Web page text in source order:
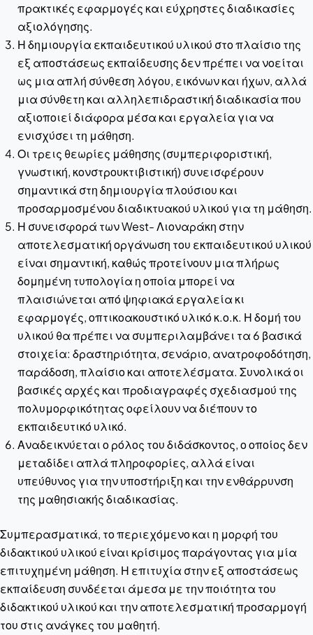
πρακτικές εφαρμογές και εύχρηστες διαδικασίες
αξιολόγησης.
Η δημιουργία εκπαιδευτικού υλικού στο πλαίσιο της
εξ αποστάσεως εκπαίδευσης δεν πρέπει να νοείται
ως μια απλή σύνθεση λόγου, εικόνων και ήχων, αλλά
μια σύνθετη και αλληλεπιδραστική διαδικασία που
αξιοποιεί διάφορα μέσα και εργαλεία για να
ενισχύσει τη μάθηση.
Οι τρεις θεωρίες μάθησης (συμπεριφοριστική,
γνωστική, κονστρουκτιβιστική) συνεισφέρουν
σημαντικά στη δημιουργία πλούσιου και
προσαρμοσμένου διαδικτυακού υλικού για τη μάθηση.
Η συνεισφορά των West- Λιοναράκη στην
αποτελεσματική οργάνωση του εκπαιδευτικού υλικού
είναι σημαντική, καθώς προτείνουν μια πλήρως
δομημένη τυπολογία η οποία μπορεί να
πλαισιώνεται από ψηφιακά εργαλεία κι
εφαρμογές, οπτικοακουστικό υλικό κ.ο.κ. Η δομή του
υλικού θα πρέπει να συμπεριλαμβάνει τα 6 βασικά
στοιχεία: δραστηριότητα, σενάριο, ανατροφοδότηση,
παράδοση, πλαίσιο και αποτελέσματα. Συνολικά οι
βασικές αρχές και προδιαγραφές σχεδιασμού της
πολυμορφικότητας οφείλουν να διέπουν το
εκπαιδευτικό υλικό.
Αναδεικνύεται ο ρόλος του διδάσκοντος, ο οποίος δεν
μεταδίδει απλά πληροφορίες, αλλά είναι
υπεύθυνος για την υποστήριξη και την ενθάρρυνση
της μαθησιακής διαδικασίας.
Συμπερασματικά, το περιεχόμενο και η μορφή του
διδακτικού υλικού είναι κρίσιμος παράγοντας για μία
επιτυχημένη μάθηση. Η επιτυχία στην εξ αποστάσεως
εκπαίδευση συνδέεται άμεσα με την ποιότητα του
διδακτικού υλικού και την αποτελεσματική προσαρμογή
του στις ανάγκες του μαθητή.